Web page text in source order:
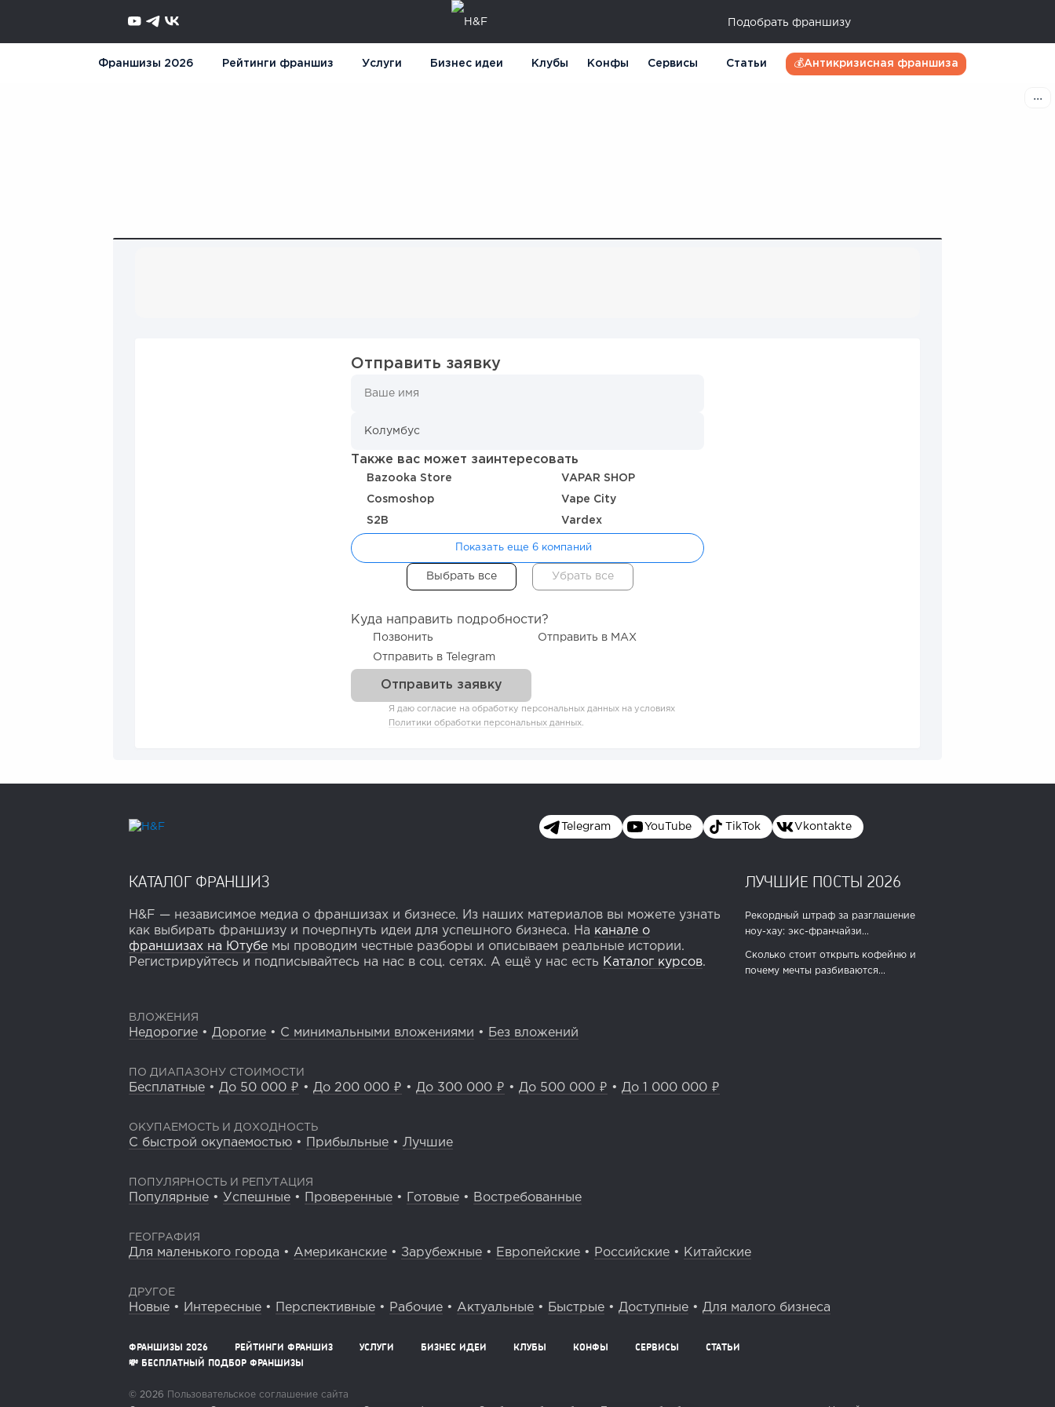
Подобрать франшизу
Франшизы 2026 Рейтинги франшиз Услуги Бизнес идеи Клубы Конфы Сервисы Статьи 💰Антикризисная франшиза
Отправить заявку
Также вас может заинтересовать
Bazooka Store VAPAR SHOP
Cosmoshop Vape City
S2B Vardex
Показать еще 6 компаний
Куда направить подробности?
Позвонить Отправить в MAX
Отправить в Telegram
Я даю согласие на обработку персональных данных на условиях
Политики обработки персональных данных.
Telegram YouTube TikTok Vkontakte
КАТАЛОГ ФРАНШИЗ
H&F — независимое медиа о франшизах и бизнесе. Из наших материалов вы можете узнать
как выбирать франшизу и почерпнуть идеи для успешного бизнеса. На канале о
франшизах на Ютубе мы проводим честные разборы и описываем реальные истории.
Регистрируйтесь и подписывайтесь на нас в соц. сетях. А ещё у нас есть Каталог курсов.
ЛУЧШИЕ ПОСТЫ 2026
Рекордный штраф за разглашение
ноу-хау: экс-франчайзи...
Сколько стоит открыть кофейню и
почему мечты разбиваются...
ВЛОЖЕНИЯ
Недорогие • Дорогие • С минимальными вложениями • Без вложений
ПО ДИАПАЗОНУ СТОИМОСТИ
Бесплатные • До 50 000 ₽ • До 200 000 ₽ • До 300 000 ₽ • До 500 000 ₽ • До 1 000 000 ₽
ОКУПАЕМОСТЬ И ДОХОДНОСТЬ
С быстрой окупаемостью • Прибыльные • Лучшие
ПОПУЛЯРНОСТЬ И РЕПУТАЦИЯ
Популярные • Успешные • Проверенные • Готовые • Востребованные
ГЕОГРАФИЯ
Для маленького города • Американские • Зарубежные • Европейские • Российские • Китайские
ДРУГОЕ
Новые • Интересные • Перспективные • Рабочие • Актуальные • Быстрые • Доступные • Для малого бизнеса
ФРАНШИЗЫ 2026 РЕЙТИНГИ ФРАНШИЗ УСЛУГИ БИЗНЕС ИДЕИ КЛУБЫ КОНФЫ СЕРВИСЫ
СТАТЬИ
💸 БЕСПЛАТНЫЙ ПОДБОР ФРАНШИЗЫ
© 2026 Пользовательское соглашение сайта